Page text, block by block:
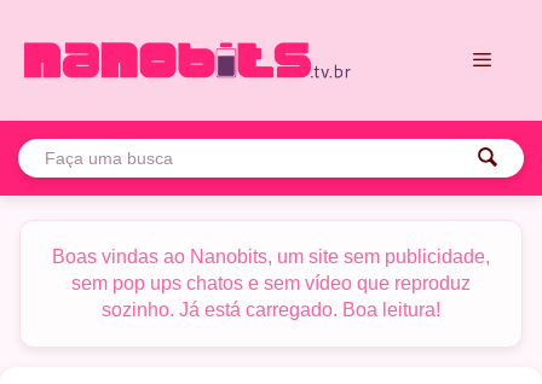
para
Boas vindas ao Nanobits, um site sem publicidade,
sem pop ups chatos e sem vídeo que reproduz
sozinho. Já está carregado. Boa leitura!